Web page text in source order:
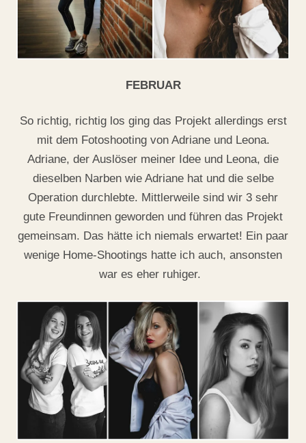
FEBRUAR
So richtig, richtig los ging das Projekt allerdings erst
mit dem Fotoshooting von Adriane und Leona.
Adriane, der Auslöser meiner Idee und Leona, die
dieselben Narben wie Adriane hat und die selbe
Operation durchlebte. Mittlerweile sind wir 3 sehr
gute Freundinnen geworden und führen das Projekt
gemeinsam. Das hätte ich niemals erwartet! Ein paar
wenige Home-Shootings hatte ich auch, ansonsten
war es eher ruhiger.